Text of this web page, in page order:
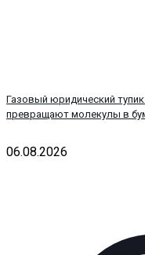
Газовый юридический
превращают молекулы в
06.08.2026